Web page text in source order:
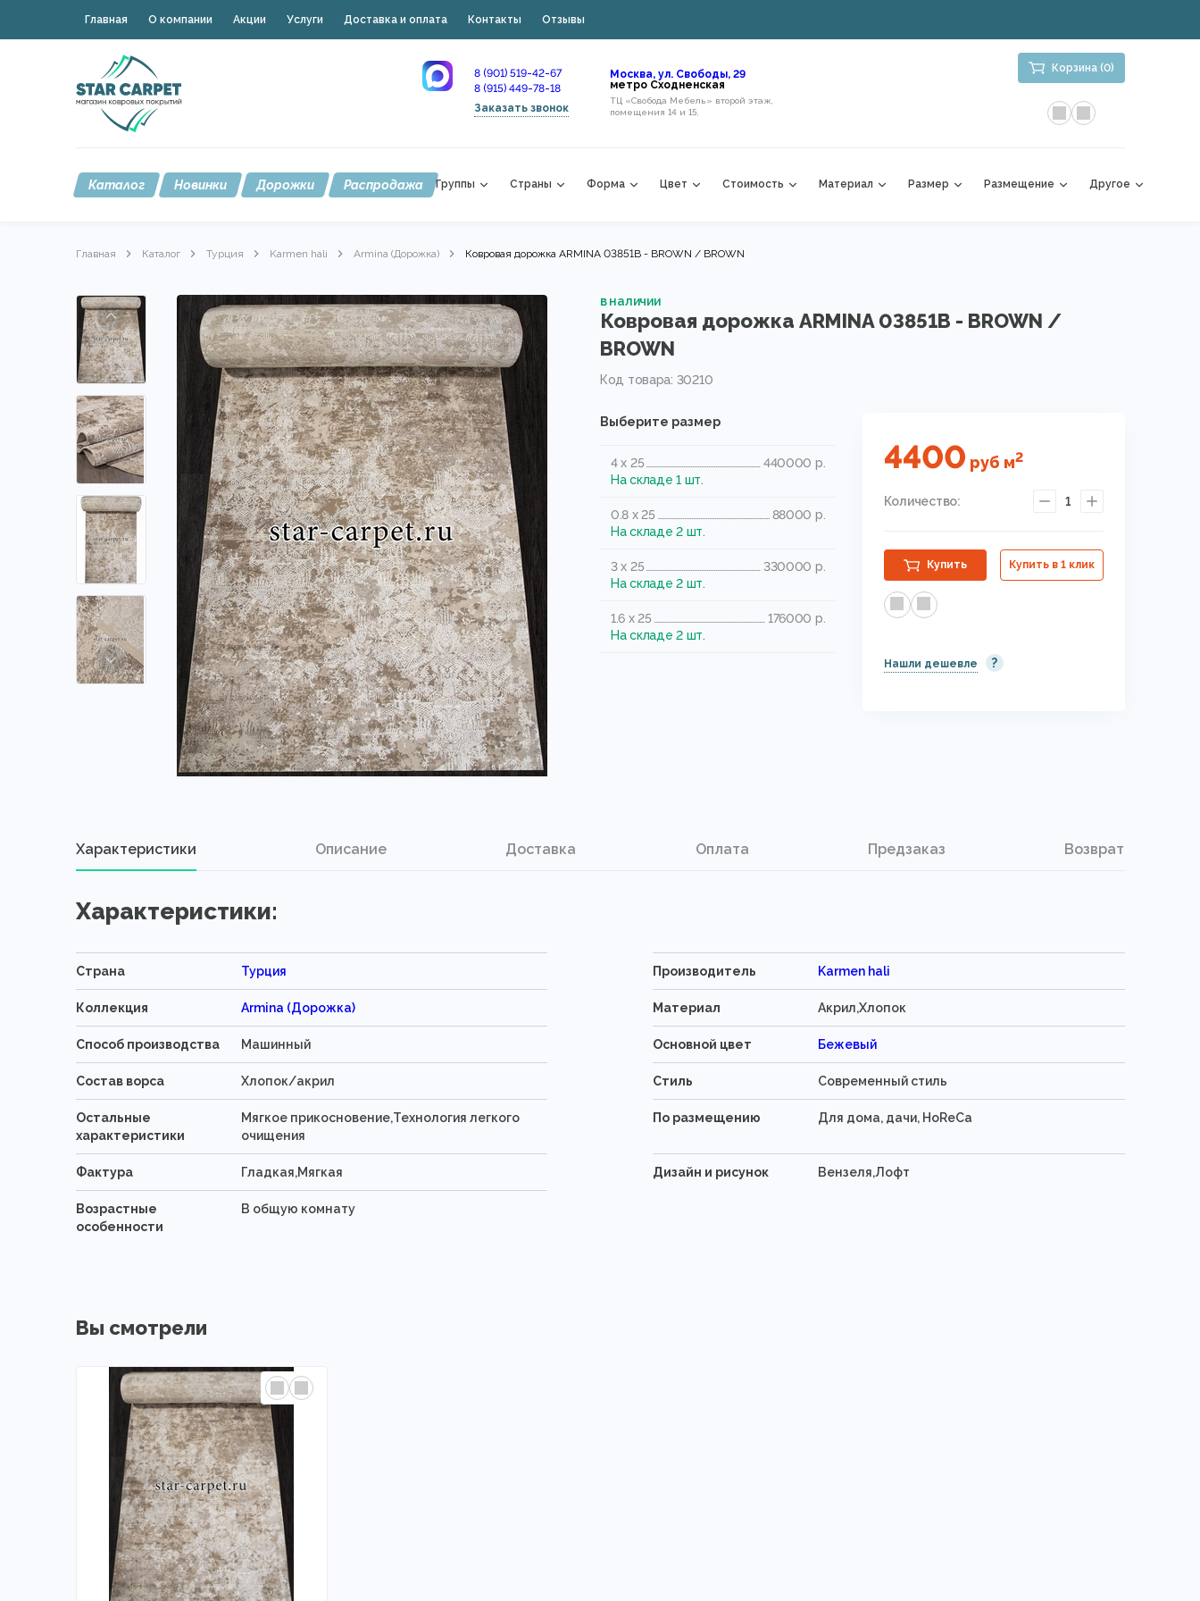
Главная О компании Акции Услуги Доставка и оплата Контакты Отзывы
8 (901) 519-42-67
8 (915) 449-78-18
Заказать звонок
Москва, ул. Свободы, 29
метро Сходненская
ТЦ «Свобода Мебель» второй этаж,
помещения 14 и 15,
Корзина (0)
Каталог Новинки Дорожки Распродажа Группы Страны Форма Цвет Стоимость Материал Размер Размещение Другое
Главная Каталог Турция Karmen hali Armina (Дорожка) Ковровая дорожка ARMINA 03851B - BROWN / BROWN
в наличии
Ковровая дорожка ARMINA 03851B - BROWN /
BROWN
Код товара: 30210
Выберите размер
4 x 25
440000 р.
На складе 1 шт.
0.8 x 25
88000 р.
На складе 2 шт.
3 x 25
330000 р.
На складе 2 шт.
1.6 x 25
176000 р.
На складе 2 шт.
4400 руб м2
Количество: 1
Купить Купить в 1 клик
Нашли дешевле ?
Характеристики Описание Доставка Оплата Предзаказ Возврат
Характеристики:
Страна Турция Производитель Karmen hali
Коллекция Armina (Дорожка) Материал Акрил,Хлопок
Способ производства Машинный Основной цвет Бежевый
Состав ворса Хлопок/акрил Стиль Современный стиль
Остальные
характеристики
Мягкое прикосновение,Технология легкого
очищения
По размещению Для дома, дачи, HoReCa
Фактура Гладкая,Мягкая Дизайн и рисунок Вензеля,Лофт
Возрастные
особенности
В общую комнату
Вы смотрели